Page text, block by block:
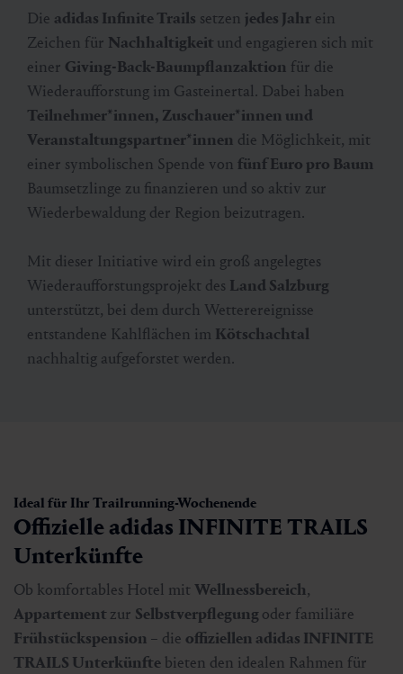
Die adidas Infinite Trails setzen jedes Jahr ein
Zeichen für Nachhaltigkeit und engagieren sich mit
einer Giving-Back-Baumpflanzaktion für die
Wiederaufforstung im Gasteinertal. Dabei haben
Teilnehmer*innen, Zuschauer*innen und
Veranstaltungspartner*innen die Möglichkeit, mit
einer symbolischen Spende von fünf Euro pro Baum
Baumsetzlinge zu finanzieren und so aktiv zur
Wiederbewaldung der Region beizutragen.
Mit dieser Initiative wird ein groß angelegtes
Wiederaufforstungsprojekt des Land Salzburg
unterstützt, bei dem durch Wetterereignisse
entstandene Kahlflächen im Kötschachtal
nachhaltig aufgeforstet werden.
Ideal für Ihr Trailrunning-Wochenende
Offizielle adidas INFINITE TRAILS
Unterkünfte
Ob komfortables Hotel mitWellnessbereich,
Appartementzur Selbstverpflegungoder familiäre
Frühstückspension – die offiziellen adidas INFINITE
TRAILS Unterkünfte bieten den idealen Rahmen für